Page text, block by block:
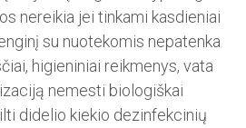
nereikia jei tinkami kasdieniai
su nuotekomis nepatenka
higieniniai reikmenys, vata
nemesti biologiškai
didelio kiekio dezinfekcinių